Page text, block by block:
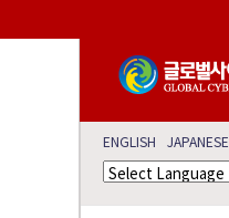
ENGLISH JAPANESE